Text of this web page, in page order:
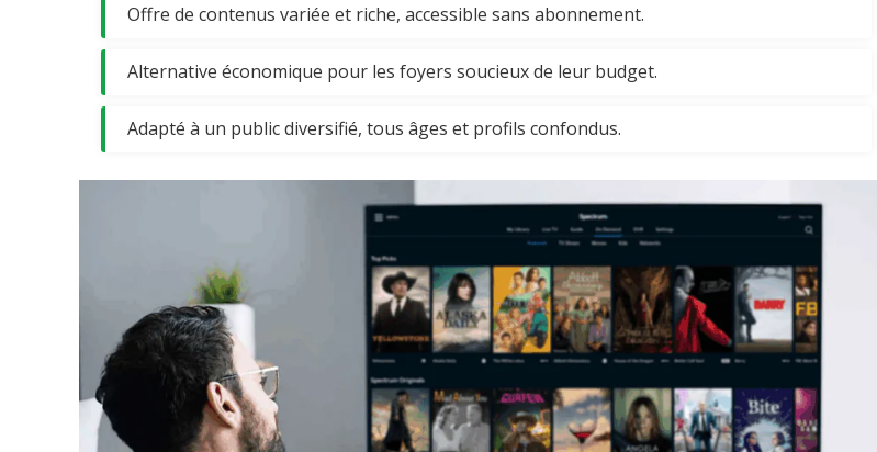
Offre de contenus variée et riche, accessible sans abonnement.
Alternative économique pour les foyers soucieux de leur budget.
Adapté à un public diversifié, tous âges et profils confondus.